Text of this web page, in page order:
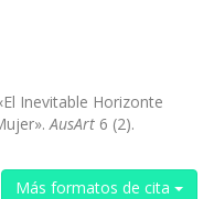
Inevitable Horizonte
AusArt 6 (2).
Más formatos de cita